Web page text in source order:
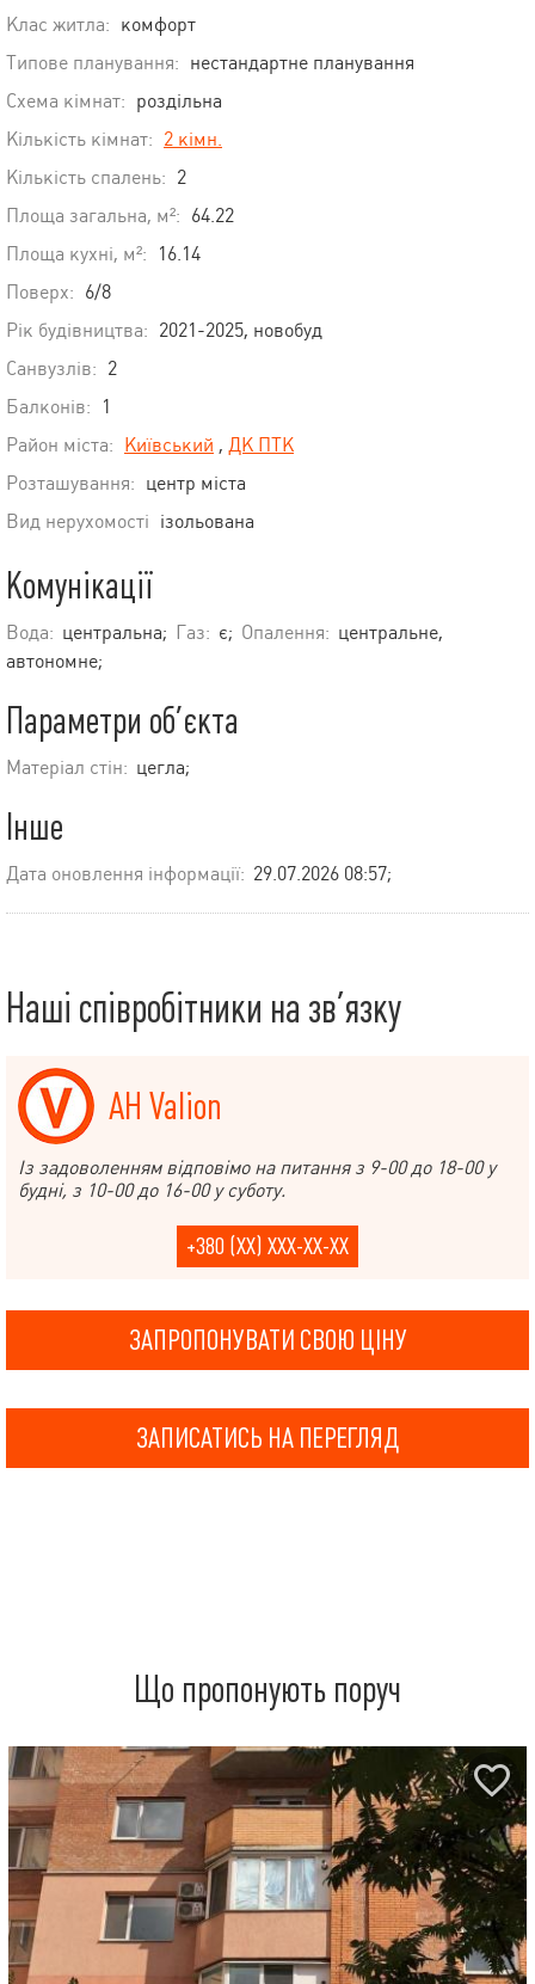
Клас житла: комфорт
Типове планування: нестандартне планування
Схема кімнат: роздільна
Кількість кімнат: 2 кімн.
Кількість спалень: 2
Площа загальна, м²: 64.22
Площа кухні, м²:
16.14
Поверх: 6/8
Рік будівництва: 2021-2025, новобуд
Санвузлів: 2
Балконів:
1
Район міста: Київський , ДК ПТК
Розташування: центр міста
Вид нерухомості ізольована
Комунікації
Вода: центральна; Газ: є; Опалення: центральне,
автономне;
Параметри об’єкта
Матеріал стін: цегла;
Інше
Дата оновлення інформації: 29.07.2026 08:57;
Наші співробітники на зв’язку
АН Valion
Із задоволенням відповімо на питання з 9-00 до 18-00 у
будні, з 10-00 до 16-00 у суботу.
+380 (XX) XXX-XX-XX
ЗАПРОПОНУВАТИ СВОЮ ЦІНУ
ЗАПИСАТИСЬ НА ПЕРЕГЛЯД
Що пропонують поруч